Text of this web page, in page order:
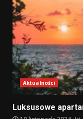
Aktualności
Luksusowe